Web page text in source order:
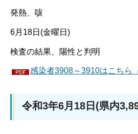
発熱、咳
6月18日(金曜日)
検査の結果、陽性と判明
感染者3908～3910はこちら
令和3年6月18日(県内